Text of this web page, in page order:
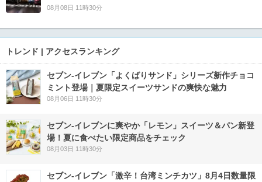
08月08日 11時30分
トレンド | アクセスランキング
セブン‐イレブン「よくばりサンド」シリーズ新作チョコ
ミント登場｜夏限定スイーツサンドの爽快な魅力
08月06日 11時30分
セブン‐イレブンに爽やか「レモン」スイーツ＆パン新登
場！夏に食べたい限定商品をチェック
08月03日 11時30分
セブン-イレブン「激辛！台湾ミンチカツ」8月4日数量限